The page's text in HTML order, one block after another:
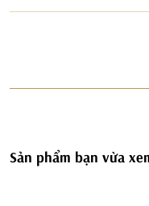
Sản phẩm bạn vừa